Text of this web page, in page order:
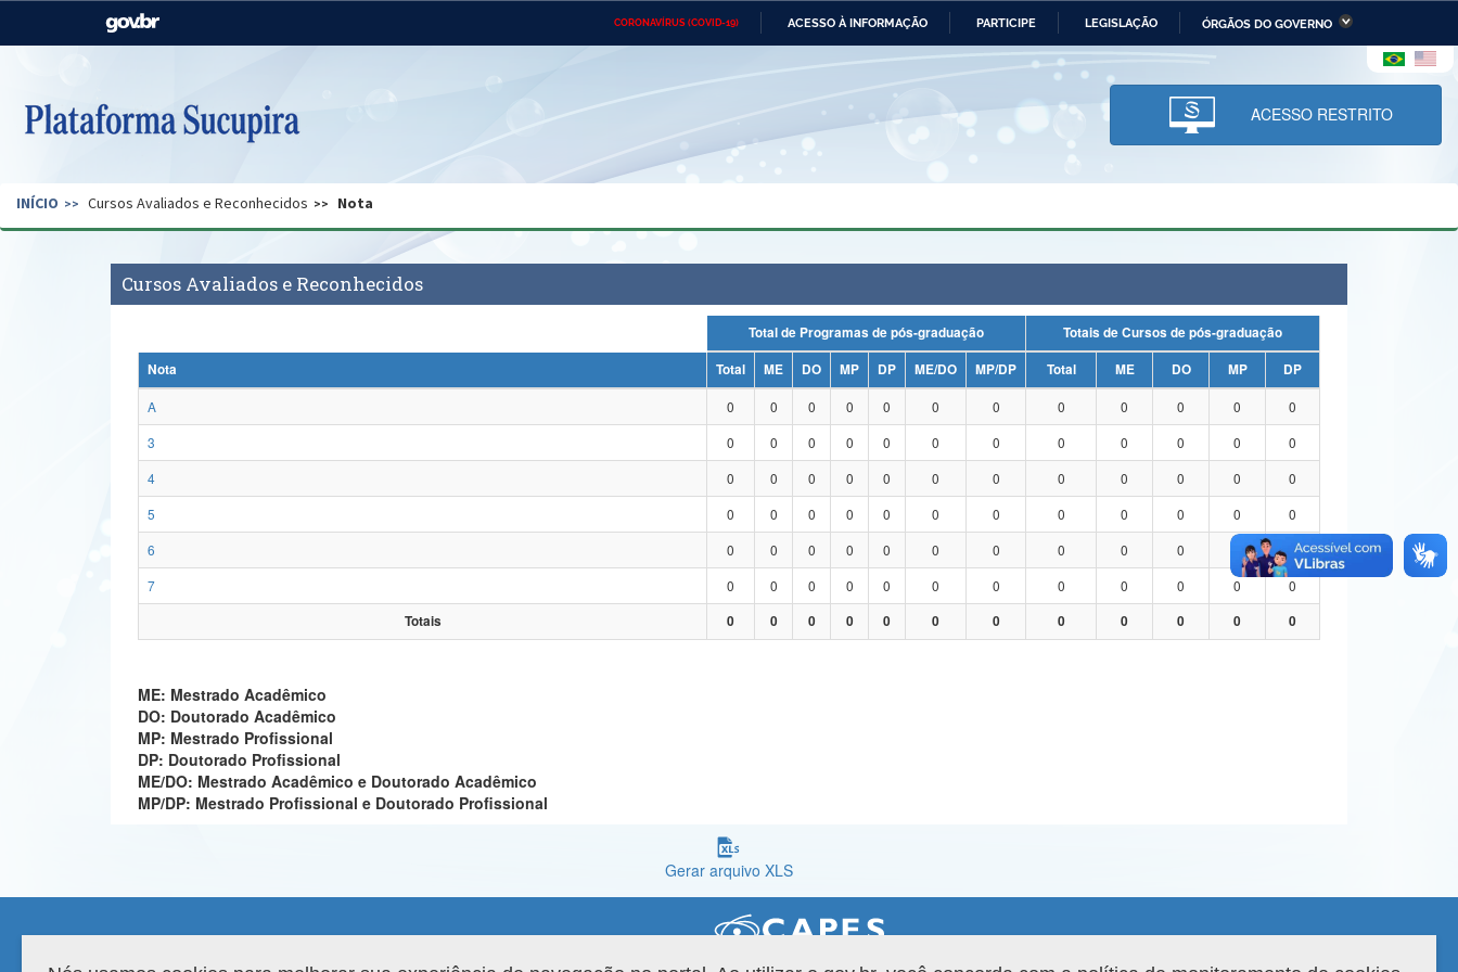
CORONAVÍRUS (COVID-19) ACESSO À INFORMAÇÃO PARTICIPE LEGISLAÇÃO ÓRGÃOS DO GOVERNO
Casa Civil Ministério das Relações Ministério da Economia Ministério da Infraestrutura
Pecuária e Abastecimento
Ministério da Ciência,
Tecnologia, Inovações e
Comunicações
Ministério do Desenvolvimento
Regional e dos Direitos Humanos
Secretaria de Governo Gabinete de Segurança Advocacia-Geral da União Banco Central do Brasil Planalto
ACESSO RESTRITO
INÍCIO Cursos Avaliados e Reconhecidos Nota
Cursos Avaliados e Reconhecidos
Total de Programas de pós-graduação
Totais de Cursos de pós-graduação
Nota
Total ME DO MP DP ME/DO MP/DP Total ME DO MP
DP
A
0 0 0 0 0 0 0 0 0 0 0
0
3
0 0 0 0 0 0 0 0 0 0 0
0
4
0 0 0 0 0 0 0 0 0 0 0
0
5
0 0 0 0 0 0 0 0 0 0 0
0
6
0 0 0 0 0 0 0 0 0 0
0
7
0 0 0 0 0 0 0 0 0 0 0
0
Totais
0 0 0 0 0 0 0 0 0 0 0 0
ME: Mestrado Acadêmico
DO: Doutorado Acadêmico
MP: Mestrado Profissional
DP: Doutorado Profissional
ME/DO: Mestrado Acadêmico e Doutorado Acadêmico
MP/DP: Mestrado Profissional e Doutorado Profissional
Gerar arquivo XLS